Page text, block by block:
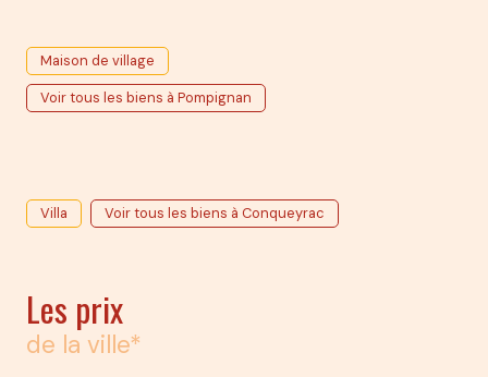
Maison de village
Voir tous les biens à Pompignan
Villa Voir tous les biens à Conqueyrac
Les prix
de la ville*